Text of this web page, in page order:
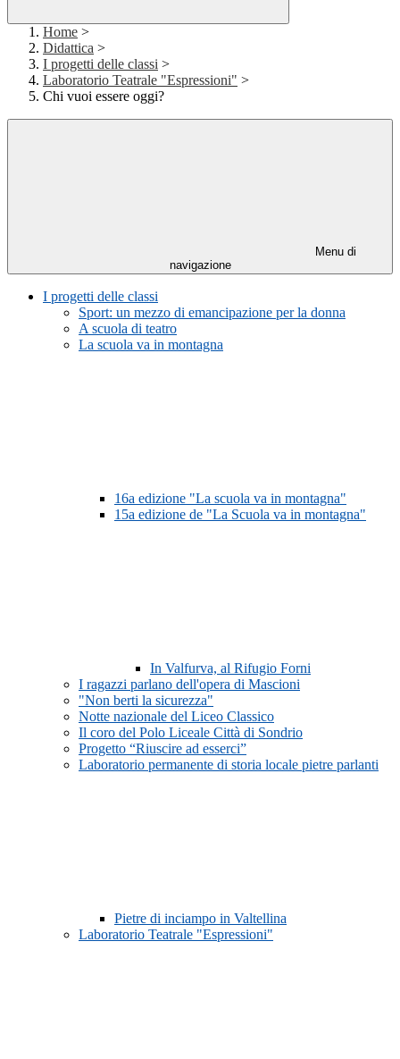
Home >
Didattica >
I progetti delle classi >
Laboratorio Teatrale "Espressioni" >
Chi vuoi essere oggi?
Menu di
navigazione
I progetti delle classi
Sport: un mezzo di emancipazione per la donna
A scuola di teatro
La scuola va in montagna
16a edizione "La scuola va in montagna"
15a edizione de "La Scuola va in montagna"
In Valfurva, al Rifugio Forni
I ragazzi parlano dell'opera di Mascioni
"Non berti la sicurezza"
Notte nazionale del Liceo Classico
Il coro del Polo Liceale Città di Sondrio
Progetto “Riuscire ad esserci”
Laboratorio permanente di storia locale pietre parlanti
Pietre di inciampo in Valtellina
Laboratorio Teatrale "Espressioni"